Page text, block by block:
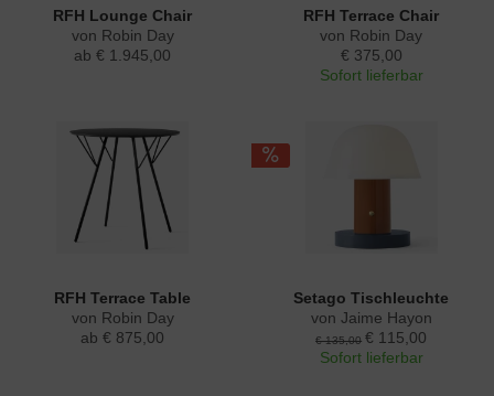
RFH Lounge Chair
von Robin Day
ab € 1.945,00
RFH Terrace Chair
von Robin Day
€ 375,00
Sofort lieferbar
RFH Terrace Table
von Robin Day
ab € 875,00
Setago Tischleuchte
von Jaime Hayon
€ 135,00 € 115,00
Sofort lieferbar